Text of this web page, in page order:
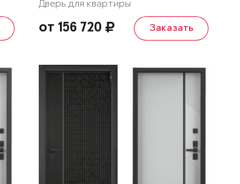
Дверь для квартиры
от 156 720 Заказать